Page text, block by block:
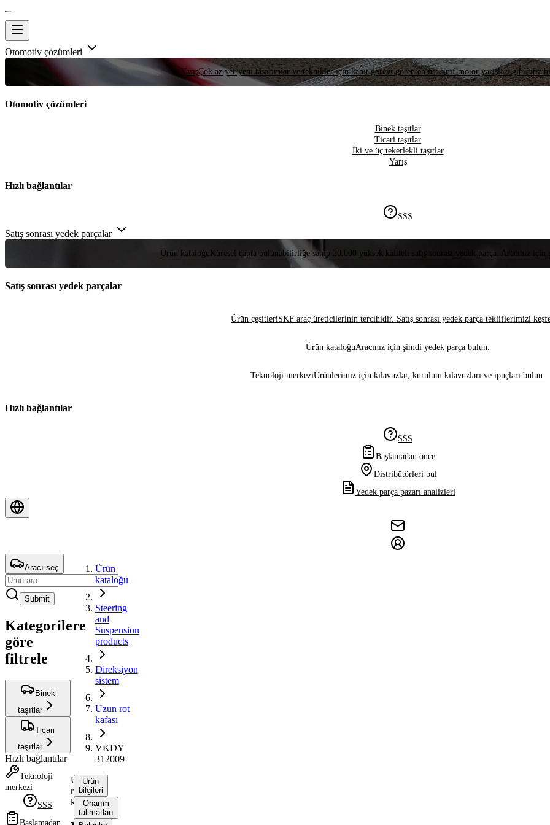
Otomotiv çözümleri
YarışÇok az yer yeni tasarımlar ve teknikler için kanıt görevi gören en üst sınıf motor yarışları gibi titiz
Otomotiv çözümleri
Binek taşıtlar
Ticari taşıtlar
İki ve üç tekerlekli taşıtlar
Yarış
Hızlı bağlantılar
SSS
Satış sonrası yedek parçalar
Ürün kataloğu Küresel çapta bulunabilirliğe sahip 20.000 yüksek kaliteli satış sonrası yedek parça. Aracınız
Satış sonrası yedek parçalar
Ürün çeşitleriSKF araç üreticilerinin tercihidir. Satış sonrası yedek parça tekliflerimizi
Ürün kataloğuAracınız için şimdi yedek parça bulun.
Teknoloji merkeziÜrünlerimiz için kılavuzlar, kurulum kılavuzları ve ipuçları bulun.
Hızlı bağlantılar
SSS
Başlamadan önce
Distribütörleri bul
Yedek parça pazarı analizleri
Aracı seç
Submit
Kategorilere
göre
filtrele
Binek
taşıtlar
Ticari
taşıtlar
Hızlı bağlantılar
Teknoloji
merkezi
SSS
Başlamadan
Ürün
kataloğu
Steering
and
Suspension
products
Direksiyon
sistem
Uzun rot
kafası
VKDY
312009
Uzun
rot
kafası
Ürün
bilgileri
Onarım
talimatları